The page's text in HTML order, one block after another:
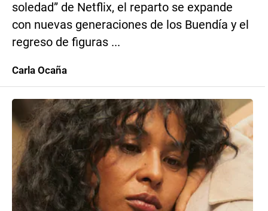
soledad” de Netflix, el reparto se expande
con nuevas generaciones de los Buendía y el
regreso de figuras ...
Carla Ocaña